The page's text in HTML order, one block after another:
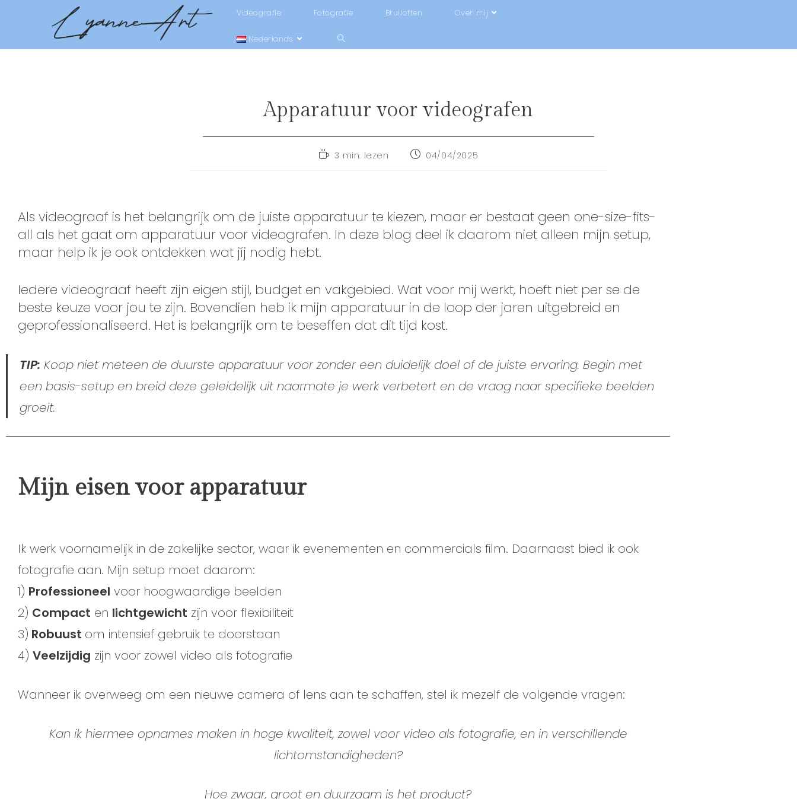
Videografie Fotografie Bruiloften Over mij
Nederlands
Apparatuur voor videografen
3 min. lezen 04/04/2025
Als videograaf is het belangrijk om de juiste apparatuur te kiezen, maar er bestaat geen one-size-fits-
all als het gaat om apparatuur voor videografen. In deze blog deel ik daarom niet alleen mijn setup,
maar help ik je ook ontdekken wat jíj nodig hebt.
Iedere videograaf heeft zijn eigen stijl, budget en vakgebied. Wat voor mij werkt, hoeft niet per se de
beste keuze voor jou te zijn. Bovendien heb ik mijn apparatuur in de loop der jaren uitgebreid en
geprofessionaliseerd. Het is belangrijk om te beseffen dat dit tijd kost.
TIP: Koop niet meteen de duurste apparatuur voor zonder een duidelijk doel of de juiste ervaring. Begin met
een basis-setup en breid deze geleidelijk uit naarmate je werk verbetert en de vraag naar specifieke beelden
groeit.
Mijn eisen voor apparatuur
Ik werk voornamelijk in de zakelijke sector, waar ik evenementen en commercials film. Daarnaast bied ik ook
fotografie aan. Mijn setup moet daarom:
1) Professioneel voor hoogwaardige beelden
2) Compact en lichtgewicht zijn voor flexibiliteit
3) Robuust om intensief gebruik te doorstaan
4) Veelzijdig zijn voor zowel video als fotografie
Wanneer ik overweeg om een nieuwe camera of lens aan te schaffen, stel ik mezelf de volgende vragen:
Kan ik hiermee opnames maken in hoge kwaliteit, zowel voor video als fotografie, en in verschillende
lichtomstandigheden?
Hoe zwaar, groot en duurzaam is het product?